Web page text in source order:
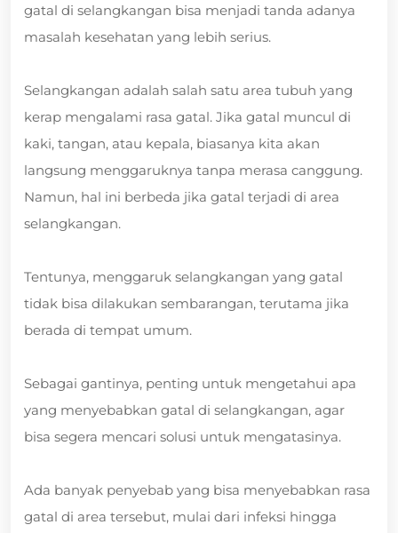
gatal di selangkangan bisa menjadi tanda adanya
masalah kesehatan yang lebih serius.
Selangkangan adalah salah satu area tubuh yang
kerap mengalami rasa gatal. Jika gatal muncul di
kaki, tangan, atau kepala, biasanya kita akan
langsung menggaruknya tanpa merasa canggung.
Namun, hal ini berbeda jika gatal terjadi di area
selangkangan.
Tentunya, menggaruk selangkangan yang gatal
tidak bisa dilakukan sembarangan, terutama jika
berada di tempat umum.
Sebagai gantinya, penting untuk mengetahui apa
yang menyebabkan gatal di selangkangan, agar
bisa segera mencari solusi untuk mengatasinya.
Ada banyak penyebab yang bisa menyebabkan rasa
gatal di area tersebut, mulai dari infeksi hingga